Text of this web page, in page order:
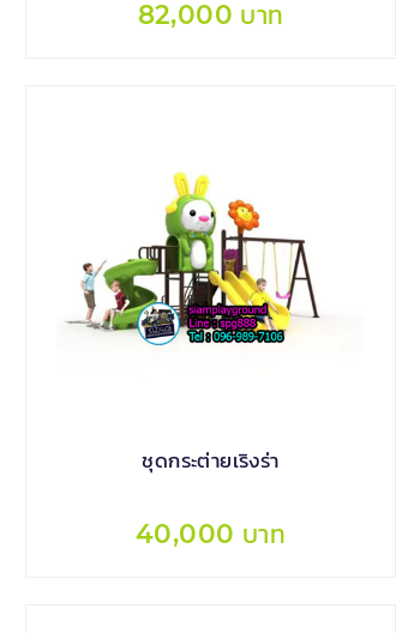
82,000 บาท
ชุดกระต่ายเริงร่า
40,000 บาท